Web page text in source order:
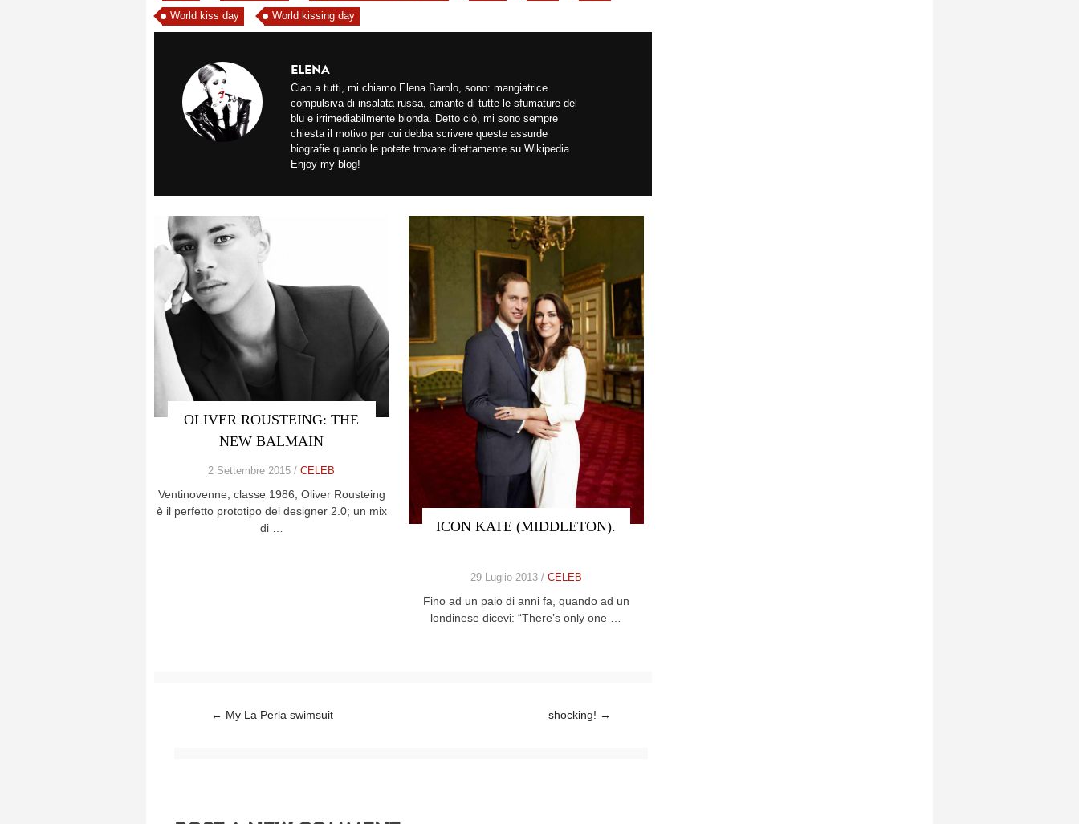
World kiss day World kissing day
ELENA
Ciao a tutti, mi chiamo Elena Barolo, sono: mangiatrice
compulsiva di insalata russa, amante di tutte le sfumature del
blu e irrimediabilmente bionda. Detto ciò, mi sono sempre
chiesta il motivo per cui debba scrivere queste assurde
biografie quando le potete trovare direttamente su Wikipedia.
Enjoy my blog!
OLIVER ROUSTEING: THE
NEW BALMAIN
2 Settembre 2015 /CELEB
Ventinovenne, classe 1986, Oliver Rousteing
è il perfetto prototipo del designer 2.0; un mix
di …
ICON KATE (MIDDLETON).
29 Luglio 2013 / CELEB
Fino ad un paio di anni fa, quando ad un
londinese dicevi: “There’s only one …
Post navigation
← My La Perla swimsuit shocking! →